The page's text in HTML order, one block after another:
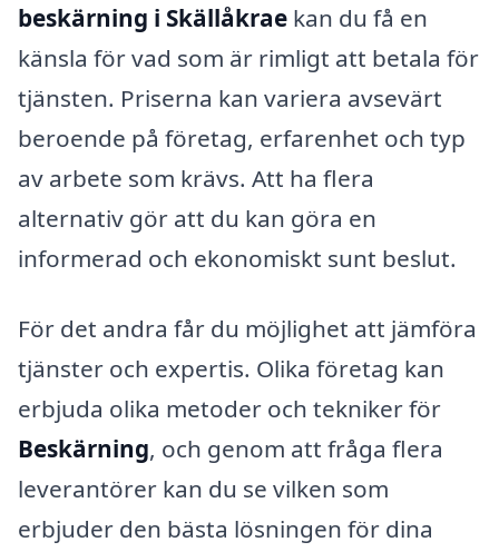
beskärning i Skällåkrae kan du få en
känsla för vad som är rimligt att betala för
tjänsten. Priserna kan variera avsevärt
beroende på företag, erfarenhet och typ
av arbete som krävs. Att ha flera
alternativ gör att du kan göra en
informerad och ekonomiskt sunt beslut.
För det andra får du möjlighet att jämföra
tjänster och expertis. Olika företag kan
erbjuda olika metoder och tekniker för
Beskärning, och genom att fråga flera
leverantörer kan du se vilken som
erbjuder den bästa lösningen för dina